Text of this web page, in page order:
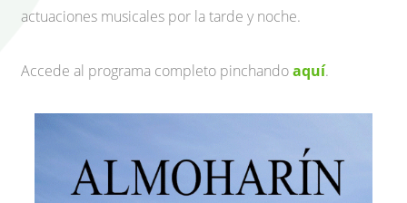
actuaciones musicales por la tarde y noche.
Accede al programa completo pinchandoaquí.